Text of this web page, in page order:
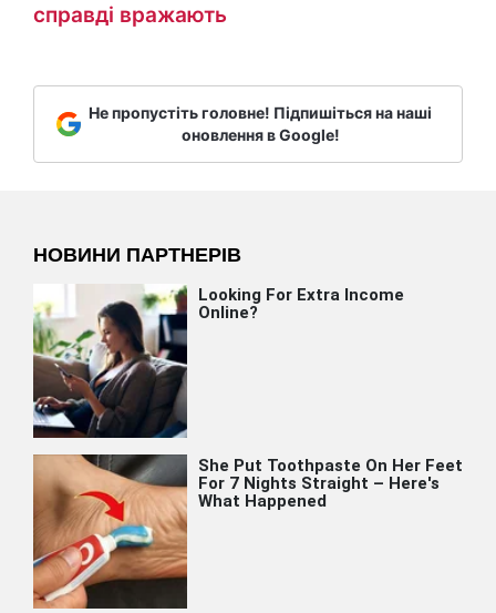
справді вражають
Не пропустіть головне! Підпишіться на наші
оновлення в Google!